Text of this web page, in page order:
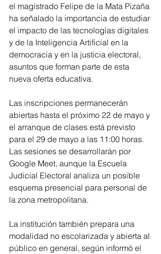
el magistrado Felipe de la Mata Pizaña
ha señalado la importancia de estudiar
el impacto de las tecnologías digitales
y de la Inteligencia Artificial en la
democracia y en la justicia electoral,
asuntos que forman parte de esta
nueva oferta educativa.
Las inscripciones permanecerán
abiertas hasta el próximo 22 de mayo y
el arranque de clases está previsto
para el 29 de mayo a las 11:00 horas.
Las sesiones se desarrollarán por
Google Meet, aunque la Escuela
Judicial Electoral analiza un posible
esquema presencial para personal de
la zona metropolitana.
La institución también prepara una
modalidad no escolarizada y abierta al
público en general, según informó el